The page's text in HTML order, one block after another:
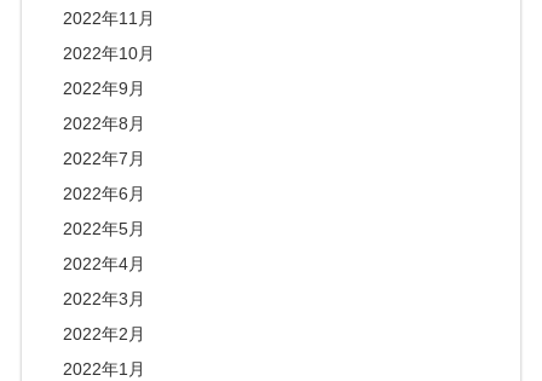
2022年11月
2022年10月
2022年9月
2022年8月
2022年7月
2022年6月
2022年5月
2022年4月
2022年3月
2022年2月
2022年1月